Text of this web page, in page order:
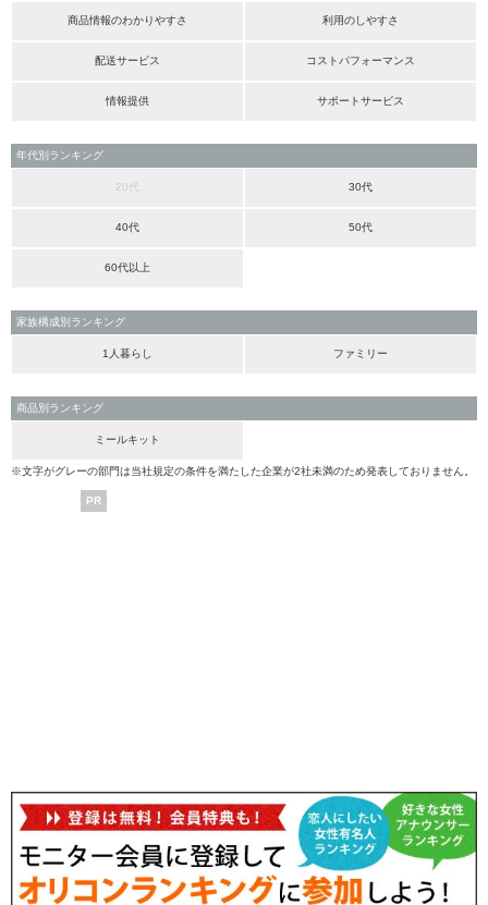
商品情報のわかりやすさ 利用のしやすさ
配送サービス コストパフォーマンス
情報提供 サポートサービス
年代別ランキング
20代 30代
40代 50代
60代以上
家族構成別ランキング
1人暮らし ファミリー
商品別ランキング
ミールキット
※文字がグレーの部門は当社規定の条件を満たした企業が2社未満のため発表しておりません。
PR